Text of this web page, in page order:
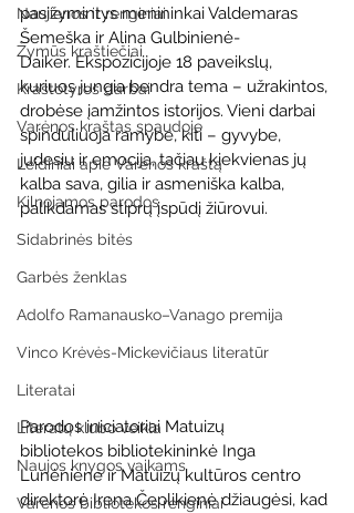
Naujienos ir renginiai
Žymūs kraštiečiai
Kraštotyros darbai
Varėnos kraštas spaudoje
Leidiniai apie Varėnos kraštą
Kilnojamos parodos
Sidabrinės bitės
Garbės ženklas
Adolfo Ramanausko–Vanago premija
Vinco Krėvės-Mickevičiaus literatūr
Literatai
Literatų klubo veikla
Naujos knygos vaikams
Varėnos bibliotekos renginiai
pasižymintys menininkai Valdemaras
Šemeška ir Alina Gulbinienė-
Daiker. Ekspozicijoje 18 paveikslų,
kuriuos jungia bendra tema – užrakintos,
drobėse įamžintos istorijos. Vieni darbai
spinduliuoja ramybe, kiti – gyvybe,
judesiu ir emocija, tačiau kiekvienas jų
kalba sava, gilia ir asmeniška kalba,
palikdamas stiprų įspūdį žiūrovui.
Parodos iniciatoriai Matuizų
bibliotekos bibliotekininkė Inga
Lunėnienė ir Matuizų kultūros centro
direktorė Irena Čeplikienė džiaugėsi, kad